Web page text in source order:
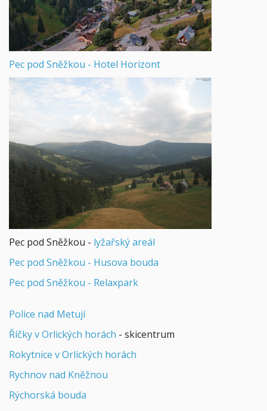
Pec pod Sněžkou - Hotel Horizont
Pec pod Sněžkou - lyžařský areál
Pec pod Sněžkou - Husova bouda
Pec pod Sněžkou - Relaxpark
Police nad Metují
Říčky v Orlických horách - skicentrum
Rokytnice v Orlických horách
Rychnov nad Kněžnou
Rýchorská bouda